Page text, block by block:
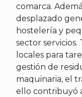
comarca.
desplazado
hostelería y
sector servicios.
locales para
gestión de
maquinaria, el
ello contribuyó